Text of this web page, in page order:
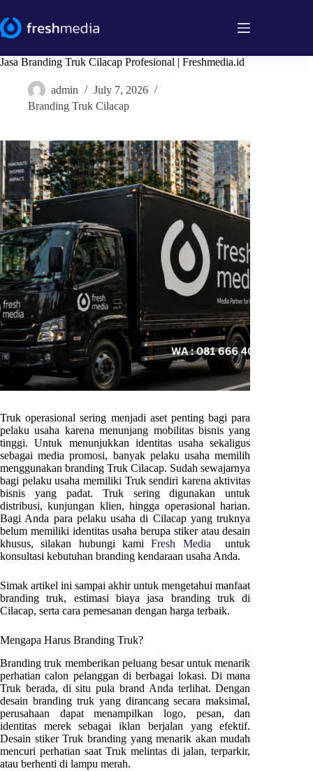
to
content
Jasa Branding Truk Cilacap Profesional | Freshmedia.id
admin
July 7, 2026
Branding Truk Cilacap
Truk operasional sering menjadi aset penting bagi para
pelaku usaha karena menunjang mobilitas bisnis yang
tinggi. Untuk menunjukkan identitas usaha sekaligus
sebagai media promosi, banyak pelaku usaha memilih
menggunakan branding TrukCilacap. Sudah sewajarnya
bagi pelaku usaha memiliki Truk sendiri karena aktivitas
bisnis yang padat. Truk sering digunakan untuk
distribusi, kunjungan klien, hingga operasional harian.
Bagi Anda para pelaku usaha di Cilacapyang truknya
belum memiliki identitas usaha berupa stiker atau desain
khusus, silakan hubungi kamiFresh Media untuk
konsultasi kebutuhan branding kendaraan usaha Anda.
Simak artikel ini sampai akhir untuk mengetahui manfaat
branding truk, estimasi biaya jasa branding truk di
Cilacap, serta cara pemesanan dengan harga terbaik.
Mengapa Harus Branding Truk?
Branding truk memberikan peluang besar untuk menarik
perhatian calon pelanggan di berbagai lokasi. Di mana
Truk berada, di situ pula brand Anda terlihat. Dengan
desain branding truk yang dirancang secara maksimal,
perusahaan dapat menampilkan logo, pesan, dan
identitas merek sebagai iklan berjalan yang efektif.
Desain stiker Truk branding yang menarik akan mudah
mencuri perhatian saat Truk melintas di jalan, terparkir,
atau berhenti di lampu merah.